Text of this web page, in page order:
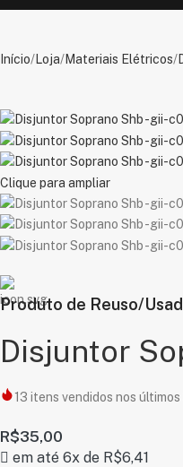
Início Loja Materiais Elétricos
Clique para ampliar
Produto de Reuso/
Disjuntor
13 itens vendidos nos últimos
R$35,00
em até 6x de R$6,41